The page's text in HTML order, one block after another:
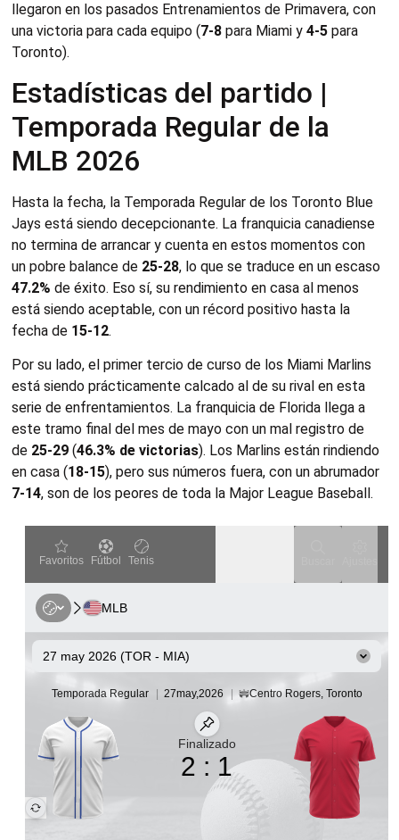
llegaron en los pasados Entrenamientos de Primavera, con
una victoria para cada equipo (7-8 para Miami y 4-5 para
Toronto).
Estadísticas del partido |
Temporada Regular de la
MLB 2026
Hasta la fecha, la Temporada Regular de los Toronto Blue
Jays está siendo decepcionante. La franquicia canadiense
no termina de arrancar y cuenta en estos momentos con
un pobre balance de 25-28, lo que se traduce en un escaso
47.2% de éxito. Eso sí, su rendimiento en casa al menos
está siendo aceptable, con un récord positivo hasta la
fecha de 15-12.
Por su lado, el primer tercio de curso de los Miami Marlins
está siendo prácticamente calcado al de su rival en esta
serie de enfrentamientos. La franquicia de Florida llega a
este tramo final del mes de mayo con un mal registro de
de 25-29 (46.3% de victorias). Los Marlins están rindiendo
en casa (18-15), pero sus números fuera, con un abrumador
7-14, son de los peores de toda la Major League Baseball.